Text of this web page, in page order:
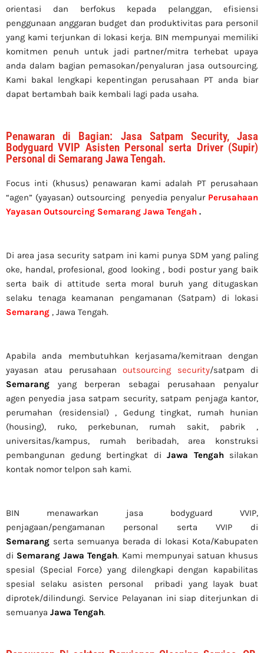
orientasi dan berfokus kepada pelanggan, efisiensi
penggunaan anggaran budget dan produktivitas para personil
yang kami terjunkan di lokasi kerja. BIN mempunyai memiliki
komitmen penuh untuk jadi partner/mitra terhebat upaya
anda dalam bagian pemasokan/penyaluran jasa outsourcing.
Kami bakal lengkapi kepentingan perusahaan PT anda biar
dapat bertambah baik kembali lagi pada usaha.
Penawaran di Bagian: Jasa Satpam Security, Jasa
Bodyguard VVIP Asisten Personal serta Driver (Supir)
Personal di Semarang Jawa Tengah.
Focus inti (khusus) penawaran kami adalah PT perusahaan
“agen” (yayasan) outsourcing penyedia penyalur Perusahaan
Yayasan Outsourcing Semarang Jawa Tengah .
Di area jasa security satpam ini kami punya SDM yang paling
oke, handal, profesional, good looking , bodi postur yang baik
serta baik di attitude serta moral buruh yang ditugaskan
selaku tenaga keamanan pengamanan (Satpam) di lokasi
Semarang , Jawa Tengah.
Apabila anda membutuhkan kerjasama/kemitraan dengan
yayasan atau perusahaanoutsourcing security/satpam di
Semarang yang berperan sebagai perusahaan penyalur
agen penyedia jasa satpam security, satpam penjaga kantor,
perumahan (residensial) , Gedung tingkat, rumah hunian
(housing), ruko, perkebunan, rumah sakit, pabrik ,
universitas/kampus, rumah beribadah, area konstruksi
pembangunan gedung bertingkat di Jawa Tengahsilakan
kontak nomor telpon sah kami.
BIN menawarkan jasa bodyguard VVIP,
penjagaan/pengamanan personal serta VVIP di
Semarang serta semuanya berada di lokasi Kota/Kabupaten
di Semarang Jawa Tengah. Kami mempunyai satuan khusus
spesial (Special Force) yang dilengkapi dengan kapabilitas
spesial selaku asisten personal pribadi yang layak buat
diprotek/dilindungi. Service Pelayanan ini siap diterjunkan di
semuanya Jawa Tengah.